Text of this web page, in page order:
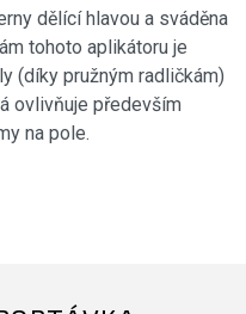
dělící hlavou a sváděna
tohoto aplikátoru je
(díky pružným radličkám)
ovlivňuje především
na pole.